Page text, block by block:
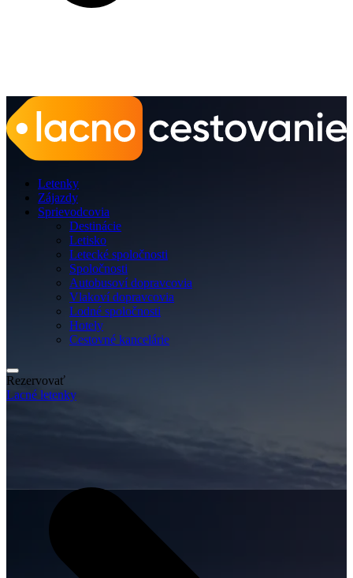
Letenky
Zájazdy
Sprievodcovia
Destinácie
Letisko
Letecké spoločnosti
Spoločnosti
Autobusoví dopravcovia
Vlakoví dopravcovia
Lodné spoločnosti
Hotely
Cestovné kancelárie
Rezervovať
Lacné letenky